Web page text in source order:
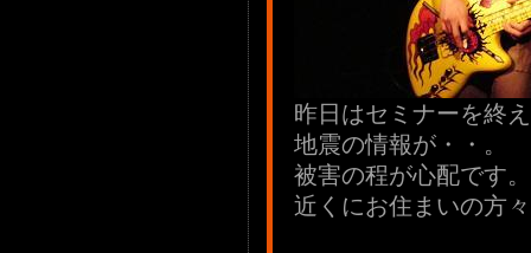
昨日はセミナーを終
地震の情報が・・。
被害の程が心配です。
近くにお住まいの方